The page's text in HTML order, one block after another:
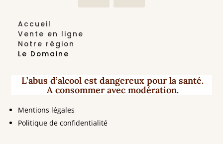
Accueil
Vente en ligne
Notre région
Le Domaine
L’abus d’alcool est dangereux pour la santé.
A consommer avec modération.
Mentions légales
Politique de confidentialité